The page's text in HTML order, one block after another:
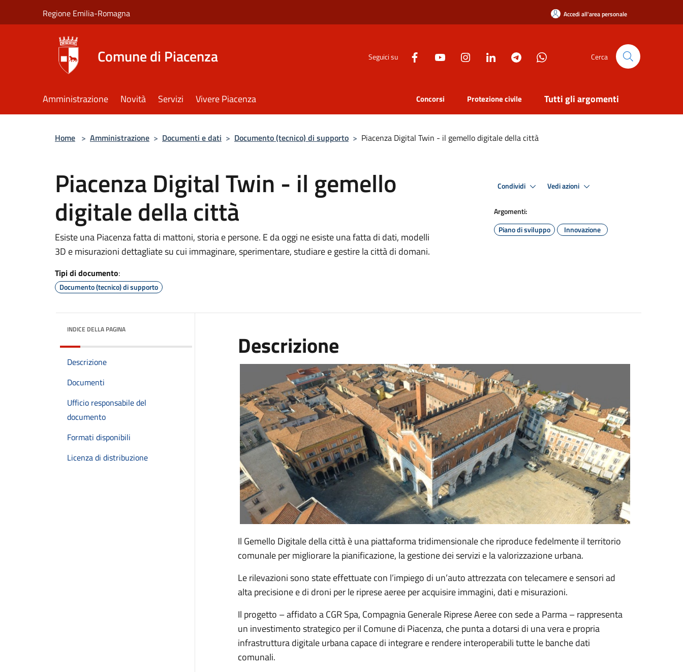
Regione Emilia-Romagna Accedi all'area personale
Comune di Piacenza Seguici su Cerca
Amministrazione Novità Servizi Vivere Piacenza Concorsi Protezione civile Tutti gli argomenti
Home > Amministrazione > Documenti e dati > Documento (tecnico) di supporto > Piacenza Digital Twin - il gemello digitale della città
Piacenza Digital Twin - il gemello
digitale della città
Esiste una Piacenza fatta di mattoni, storia e persone. E da oggi ne esiste una fatta di dati, modelli
3D e misurazioni dettagliate su cui immaginare, sperimentare, studiare e gestire la città di domani.
Tipi di documento:
Documento (tecnico) di supporto
Condividi Vedi azioni
Argomenti:
Piano di sviluppo
Innovazione
INDICE DELLA PAGINA
Descrizione
Documenti
Ufficio responsabile del
documento
Formati disponibili
Licenza di distribuzione
Descrizione
Il Gemello Digitale della città è una piattaforma tridimensionale che riproduce fedelmente il territorio
comunale per migliorare la pianificazione, la gestione dei servizi e la valorizzazione urbana.
Le rilevazioni sono state effettuate con l’impiego di un’auto attrezzata con telecamere e sensori ad
alta precisione e di droni per le riprese aeree per acquisire immagini, dati e misurazioni.
Il progetto – affidato a CGR Spa, Compagnia Generale Riprese Aeree con sede a Parma – rappresenta
un investimento strategico per il Comune di Piacenza, che punta a dotarsi di una vera e propria
infrastruttura digitale urbana capace di integrare e rendere interoperabili tutte le banche dati
comunali.